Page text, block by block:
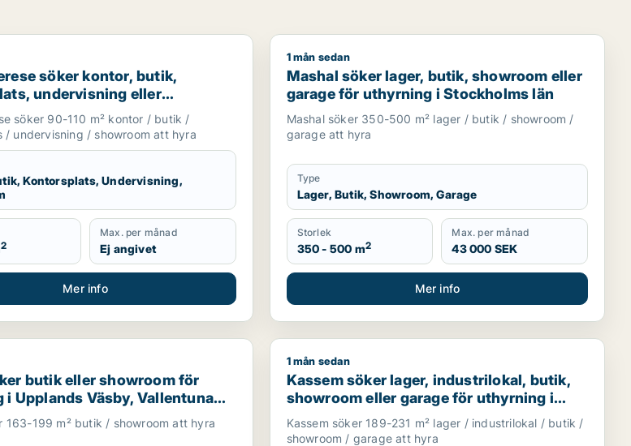
i Upplands Väsby, Järfälla eller Täby m.fl.
söker kontor, butik, kontorsplats, undervisning eller showroom för uthyrning i Upplands
söker kontor, butik,
undervisning eller
för uthyrning i Upplands
eller Upplands-Bro m.fl.
söker 90-110 m² kontor / butik /
/ undervisning / showroom att hyra
Kontorsplats, Undervisning,
2
Max. per månad
Ej angivet
Mer info
Mashal söker lager, butik, showroom eller garage för
1 mån sedan
Mashal söker lager, butik, showroom eller
garage för uthyrning i Stockholms län
Mashal söker 350-500 m² lager / butik / showroom /
garage att hyra
Type
Lager, Butik, Showroom, Garage
Storlek
350 - 500 m2
Max. per månad
43 000 SEK
Mer info
Väsby, Sollentuna eller Sundbyberg m.fl.
butik eller showroom för uthyrning i Upplands Väsby, Vallentuna eller Upplands-Bro m.fl.
butik eller showroom för
i Upplands Väsby, Vallentuna
Bro m.fl.
163-199 m² butik / showroom att hyra
Kassem söker lager, industrilokal, butik, showroom
1 mån sedan
Kassem söker lager, industrilokal, butik,
showroom eller garage för uthyrning i
Upplands Väsby, Vallentuna eller
Upplands-Bro m.fl.
Kassem söker 189-231 m² lager / industrilokal / butik /
showroom / garage att hyra